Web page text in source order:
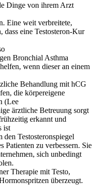
Dinge von ihrem Arzt
Eine weit verbreitete,
dass eine Testosteron-Kur
Bronchial Asthma
wenn dieser an einem
Behandlung mit hCG
die körpereigene
(Lee
ärztliche Betreuung sorgt
erkannt und
ist
Testosteronspiegel
Patienten zu verbessern. Sie
sich unbedingt
Therapie mit Testo,
überzeugt.